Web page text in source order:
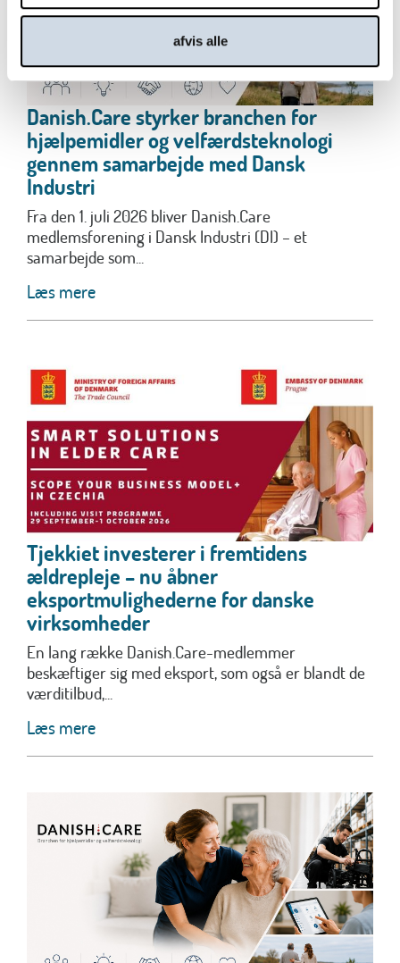
afvis alle
Danish.Care styrker branchen for
hjælpemidler og velfærdsteknologi
gennem samarbejde med Dansk
Industri
Fra den 1. juli 2026 bliver Danish.Care
medlemsforening i Dansk Industri (DI) – et
samarbejde som...
Læs mere
Tjekkiet investerer i fremtidens
ældrepleje – nu åbner
eksportmulighederne for danske
virksomheder
En lang række Danish.Care-medlemmer
beskæftiger sig med eksport, som også er blandt de
værditilbud,...
Læs mere